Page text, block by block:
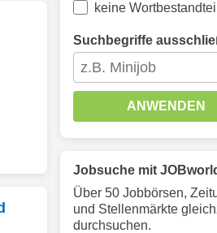
keine
Suchbegriffe
ANWENDEN
Jobsuche mit
Über 50 Jobbörsen,
und Stellenmärkte
durchsuchen.